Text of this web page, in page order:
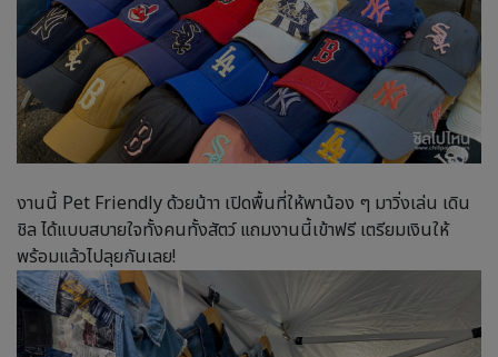
งานนี้ Pet Friendly ด้วยน้าา เปิดพื้นที่ให้พาน้อง ๆ มาวิ่งเล่น เดิน
ชิล ได้แบบสบายใจทั้งคนทั้งสัตว์ แถมงานนี้เข้าฟรี เตรียมเงินให้
พร้อมแล้วไปลุยกันเลย!